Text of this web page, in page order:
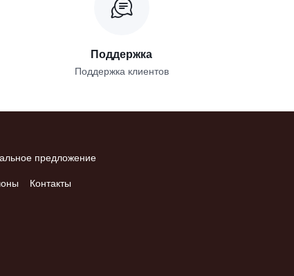
Поддержка
Поддержка клиентов
предложение
Контакты